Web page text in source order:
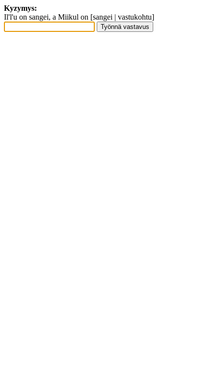
Kyzymys:
Il'l'u on sangei, a Miikul on [sangei | vastukohtu]